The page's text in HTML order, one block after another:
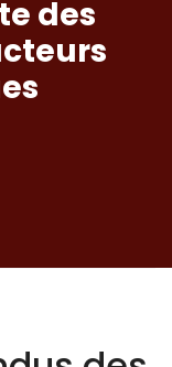
des